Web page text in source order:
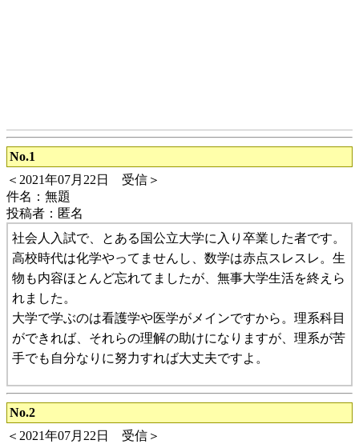
No.1
＜2021年07月22日 受信＞
件名：無題
投稿者：匿名
社会人入試で、とある国公立大学に入り卒業した者です。
高校時代は化学やってませんし、数学は赤点スレスレ。生
物も内容ほとんど忘れてましたが、無事大学生活を終えら
れました。
大学で学ぶのは看護学や医学がメインですから。理系科目
ができれば、それらの理解の助けになりますが、理系が苦
手でも自分なりに努力すれば大丈夫ですよ。
No.2
＜2021年07月22日 受信＞